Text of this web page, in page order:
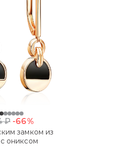
₽ -66%
замком из
ониксом